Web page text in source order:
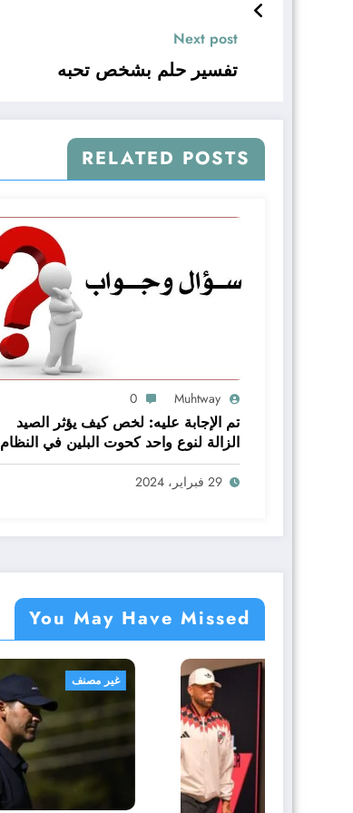
Next post
تفسير حلم بشخص تحبه
RELATED POSTS
Muhtway
0
تم الإجابة عليه: لخص كيف يؤثر الصيد
الزالة لنوع واحد كحوت البلين في النظام
البيئي baleen whale كاملا
29 فبراير، 2024
You May Have Missed
غير مصنف